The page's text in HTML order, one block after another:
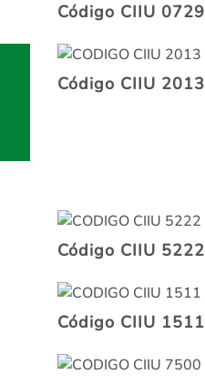
Código CIIU 0729
Código CIIU 2013
Código CIIU 5222
Código CIIU 1511